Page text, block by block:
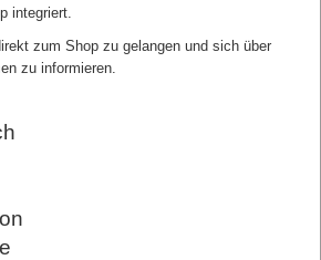
Baessler, Kaven
Blohmer, Jens-Uwe
integriert.
zum Shop zu gelangen und sich über
zu informieren.